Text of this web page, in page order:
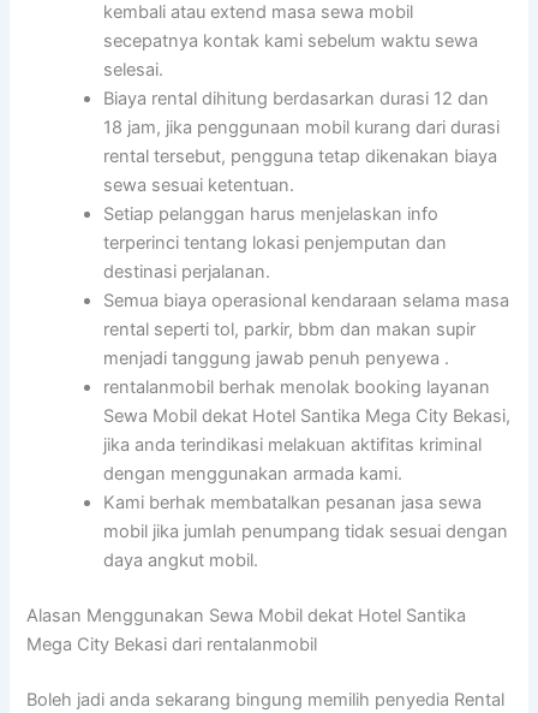
kembali atau extend masa sewa mobil
secepatnya kontak kami sebelum waktu sewa
selesai.
Biaya rental dihitung berdasarkan durasi 12 dan
18 jam, jika penggunaan mobil kurang dari durasi
rental tersebut, pengguna tetap dikenakan biaya
sewa sesuai ketentuan.
Setiap pelanggan harus menjelaskan info
terperinci tentang lokasi penjemputan dan
destinasi perjalanan.
Semua biaya operasional kendaraan selama masa
rental seperti tol, parkir, bbm dan makan supir
menjadi tanggung jawab penuh penyewa .
rentalanmobil berhak menolak booking layanan
Sewa Mobil dekat Hotel Santika Mega City Bekasi,
jika anda terindikasi melakuan aktifitas kriminal
dengan menggunakan armada kami.
Kami berhak membatalkan pesanan jasa sewa
mobil jika jumlah penumpang tidak sesuai dengan
daya angkut mobil.
Alasan Menggunakan Sewa Mobil dekat Hotel Santika
Mega City Bekasi dari rentalanmobil
Boleh jadi anda sekarang bingung memilih penyedia Rental